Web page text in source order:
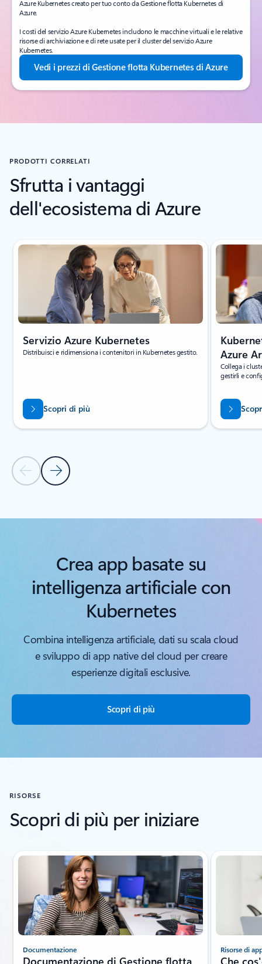
Azure Kubernetes creato per tuo conto da Gestione flotta Kubernetes di
Azure.
I costi del servizio Azure Kubernetes includono le macchine virtuali e le relative
risorse di archiviazione e di rete usate per il cluster del servizio Azure
Kubernetes.
Vedi i prezzi di Gestione flotta Kubernetes di Azure
PRODOTTI CORRELATI
Sfrutta i vantaggi
dell'ecosistema di Azure
Visualizzazione della diapositiva 1 di 2
Diapositiva precedente
Diapositiva successiva
Servizio Azure Kubernetes
Distribuisci e ridimensiona i contenitori in Kubernetes gestito.
Scopri di più
Azure
Collega i
gestirli e
Torna alla sezione Prodotti correlati
Crea app basate su
intelligenza artificiale con
Kubernetes
Combina intelligenza artificiale, dati su scala cloud
e sviluppo di app native del cloud per creare
esperienze digitali esclusive.
Scopri di più
RISORSE
Scopri di più per iniziare
Visualizzazione della diapositiva 1 di 4
Documentazione
Documentazione di Gestione flotta
Risorse di
Che